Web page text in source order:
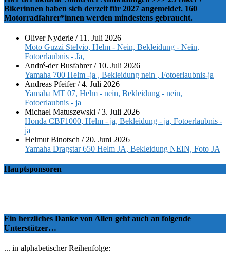
Bikerinnen haben sich derzeit für 2027 angemeldet. 160
Motorradfahrer*innen werden mindestens gebraucht.
Oliver Nyderle / 11. Juli 2026
Moto Guzzi Stelvio, Helm - Nein, Bekleidung - Nein,
Fotoerlaubnis - Ja,
André-der Busfahrer/ 10. Juli 2026
Yamaha 700 Helm -ja , Bekleidung nein , Fotoerlaubnis-ja
Andreas Pfeifer/4. Juli 2026
Yamaha MT 07, Helm - nein, Bekleidung - nein,
Fotoerlaubnis - ja
Michael Matuszewski /3. Juli 2026
Honda CBF1000, Helm - ja, Bekleidung - ja, Fotoerlaubnis -
ja
Helmut Binotsch / 20. Juni 2026
Yamaha Dragstar 650 Helm JA, Bekleidung NEIN, Foto JA
Hauptsponsoren
Ein herzliches Danke von Allen geht auch an folgende
Unterstützer…
... in alphabetischer Reihenfolge: